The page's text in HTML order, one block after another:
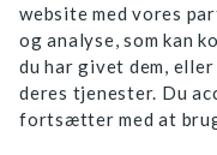
website med vores
og analyse, som kan
du har givet dem,
deres tjenester. Du
fortsætter med at